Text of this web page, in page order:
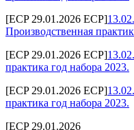
[ECP 29.01.2026 ECP]
Производственная
[ECP 29.01.2026 ECP]
практика год набора 2023.
[ECP 29.01.2026 ECP]
практика год набора 2023.
[ECP 29.01.2026